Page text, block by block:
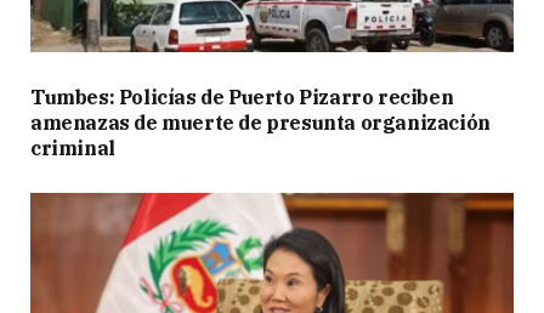
Tumbes: Policías de Puerto Pizarro reciben
amenazas de muerte de presunta organización
criminal